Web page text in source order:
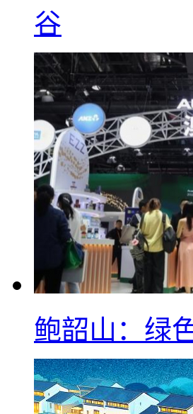
谷
鲍韶山：绿